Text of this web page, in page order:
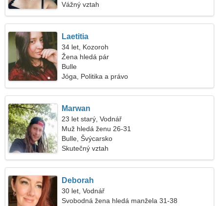
Vážný vztah
Laetitia
34 let, Kozoroh
Žena hledá pár
Bulle
Jóga, Politika a právo
Marwan
23 let starý, Vodnář
Muž hledá ženu 26-31
Bulle, Švýcarsko
Skutečný vztah
Deborah
30 let, Vodnář
Svobodná žena hledá manžela 31-38